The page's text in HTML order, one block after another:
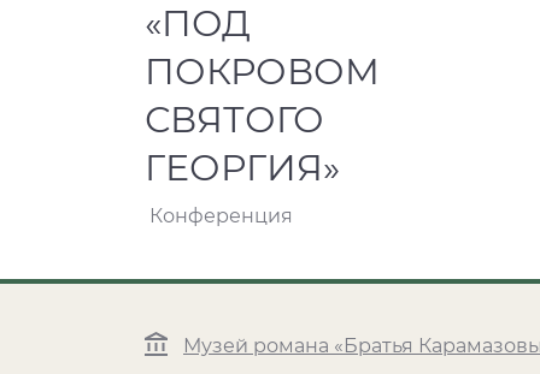
«ПОД
ПОКРОВОМ
СВЯТОГО
ГЕОРГИЯ»
Конференция
Музей романа «Братья